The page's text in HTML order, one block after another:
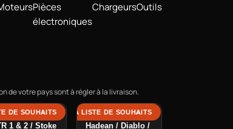
Pièces
électroniques
ChargeursOutils
de votre pays sont à régler à la livraison.
Port -
1 & 2 / Stoke
DE SOUHAITS
Charger Port -
Hadean / Diablo /
AJOUTER À LA LISTE DE SOUHAITS